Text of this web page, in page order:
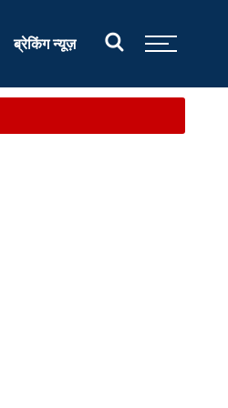
ब्रेकिंग न्यूज़